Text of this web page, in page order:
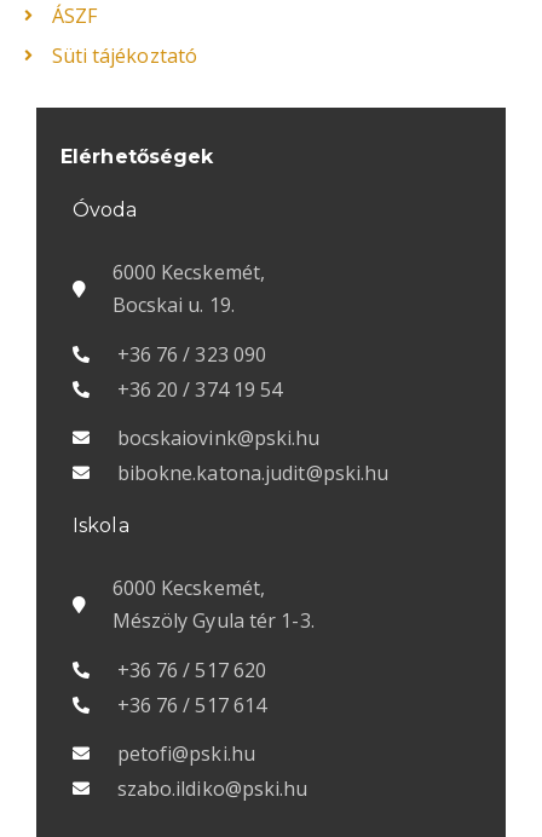
ÁSZF
Süti tájékoztató
Elérhetőségek
Óvoda
6000 Kecskemét,
Bocskai u. 19.
+36 76 / 323 090
+36 20 / 374 19 54
bocskaiovink@pski.hu
bibokne.katona.judit@pski.hu
Iskola
6000 Kecskemét,
Mészöly Gyula tér 1-3.
+36 76 / 517 620
+36 76 / 517 614
petofi@pski.hu
szabo.ildiko@pski.hu